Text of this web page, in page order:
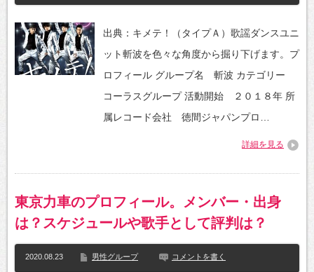
出典：キメテ！（タイプＡ）歌謡ダンスユニ
ット斬波を色々な角度から掘り下げます。プ
ロフィール グループ名 斬波 カテゴリー
コーラスグループ 活動開始 ２０１８年 所
属レコード会社 徳間ジャパンプロ…
詳細を見る
東京力車のプロフィール。メンバー・出身
は？スケジュールや歌手として評判は？
2020.08.23 男性グループ コメントを書く